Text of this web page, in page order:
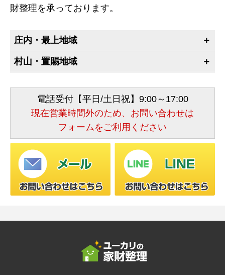
財整理を承っております。
庄内・最上地域
村山・置賜地域
電話受付【平日/土日祝】9:00～17:00
現在営業時間外のため、お問い合わせは
フォームをご利用ください